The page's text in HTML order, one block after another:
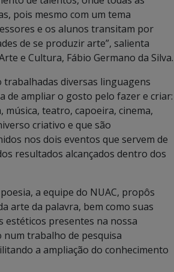
pois mesmo com um tema
e os alunos transitam por
de se produzir arte”, salienta
e Cultura, Fábio Germano da Silva.
trabalhadas diversas linguagens
de ampliar o gosto pelo fazer e criar:
música, teatro, capoeira, cinema,
criativo e que são
nos dois eventos que servem de
resultados alcançados dentro dos
a equipe do NUAC, propôs
arte da palavra, bem como suas
estéticos presentes na nossa
trabalho de pesquisa
a ampliação do conhecimento